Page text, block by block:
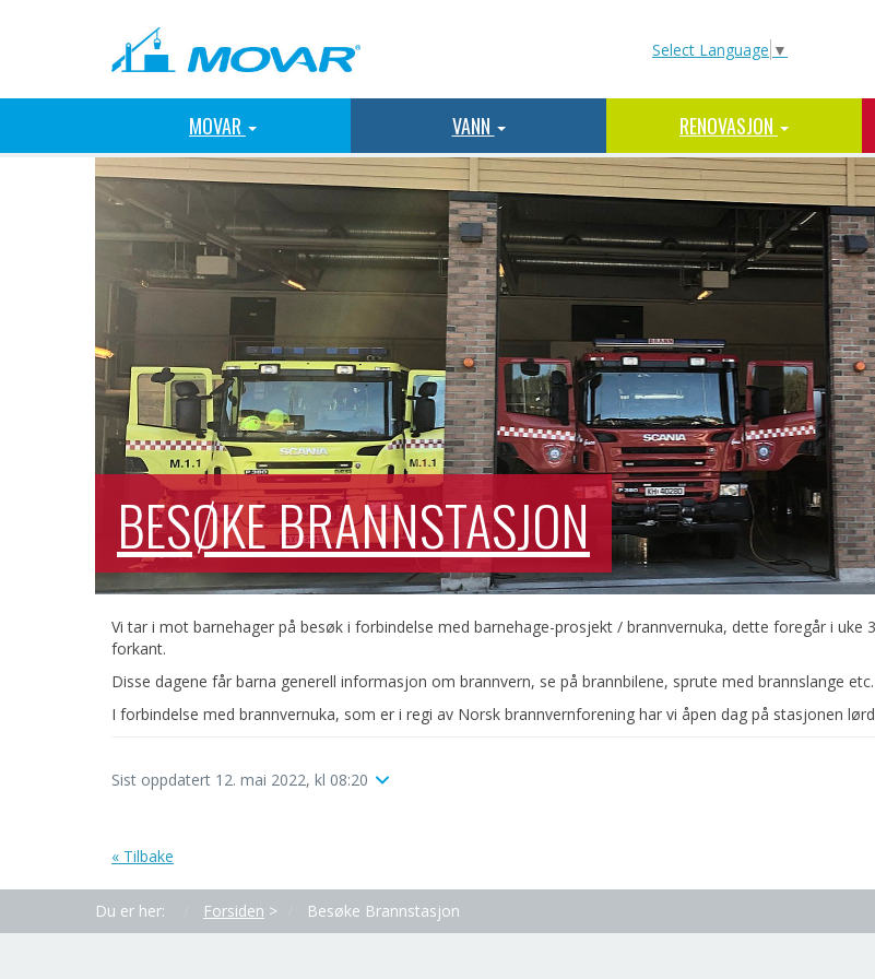
Select Language ▼
MOVAR VANN RENOVASJON
BESØKE BRANNSTASJON
Vi tar i mot barnehager på besøk i forbindelse med barnehage-prosjekt / brannvernuka, dette foregår i
forkant.
Disse dagene får barna generell informasjon om brannvern, se på brannbilene, sprute med brannslange
I forbindelse med brannvernuka, som er i regi av Norsk brannvernforening har vi åpen dag på stasjonen
Sist oppdatert 12. mai 2022, kl 08:20
« Tilbake
Du er her: Forsiden > Besøke Brannstasjon